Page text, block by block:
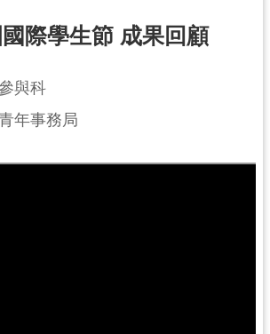
際學生節 成果回顧
與科
年事務局